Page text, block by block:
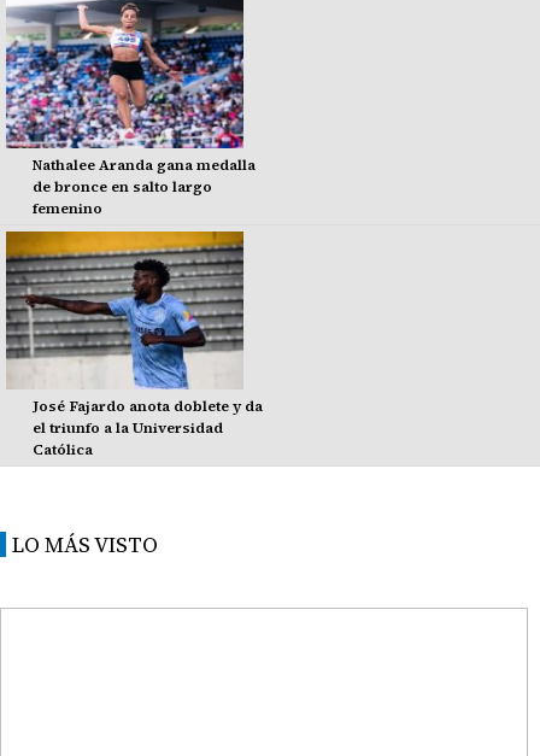
Nathalee Aranda gana medalla
de bronce en salto largo
femenino
José Fajardo anota doblete y da
el triunfo a la Universidad
Católica
LO MÁS VISTO